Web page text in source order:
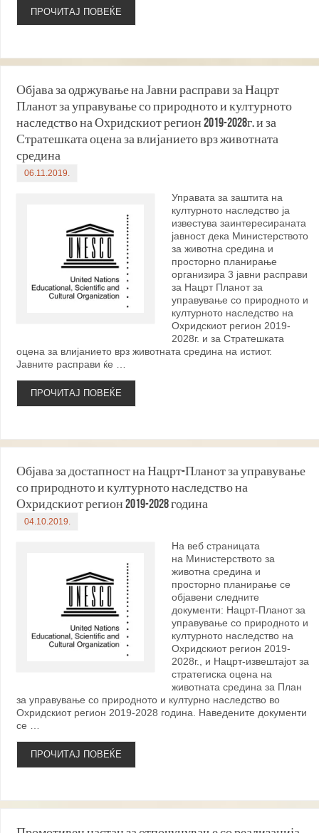
ПРОЧИТАЈ ПОВЕЌЕ
Објава за одржување на Јавни расправи за Нацрт
Планот за управување со природното и културното
наследство на Охридскиот регион 2019-2028г. и за
Стратешката оцена за влијанието врз животната
средина
06.11.2019.
Управата за заштита на
културното наследство ја
известува заинтересираната
јавност дека Министерството
за животна средина и
просторно планирање
организира 3 јавни расправи
за Нацрт Планот за
управување со природното и
културното наследство на
Охридскиот регион 2019-
2028г. и за Стратешката
оцена за влијанието врз животната средина на истиот.
Јавните расправи ќе …
ПРОЧИТАЈ ПОВЕЌЕ
Објава за достапност на Нацрт-Планот за управување
со природното и културното наследство на
Охридскиот регион 2019-2028 година
04.10.2019.
На веб страницата
на Министерството за
животна средина и
просторно планирање се
објавени следните
документи: Нацрт-Планот за
управување со природното и
културното наследство на
Охридскиот регион 2019-
2028г., и Нацрт-извештајот за
стратегиска оцена на
животната средина за План
за управување со природното и културно наследство во
Охридскиот регион 2019-2028 година. Наведените документи
се …
ПРОЧИТАЈ ПОВЕЌЕ